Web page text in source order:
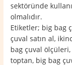
sektöründe
olmalıdır.
Etiketler; big bag
çuval satın al,
bag çuval
toptan, big bag